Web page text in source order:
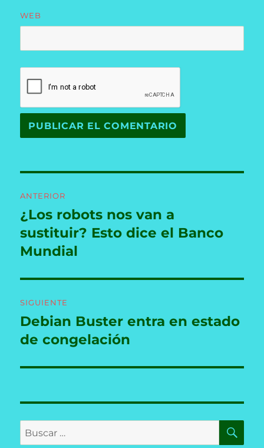
WEB
de
entradas
ANTERIOR
Entrada
anterior:
¿Los robots nos van a
sustituir? Esto dice el Banco
Mundial
SIGUIENTE
Entrada
siguiente:
Debian Buster entra en estado
de congelación
Buscar
por: